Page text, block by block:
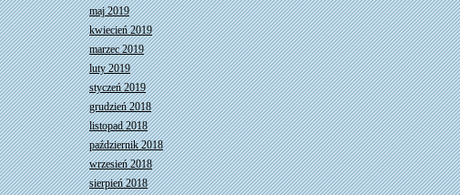
maj 2019
kwiecień 2019
marzec 2019
luty 2019
styczeń 2019
grudzień 2018
listopad 2018
październik 2018
wrzesień 2018
sierpień 2018